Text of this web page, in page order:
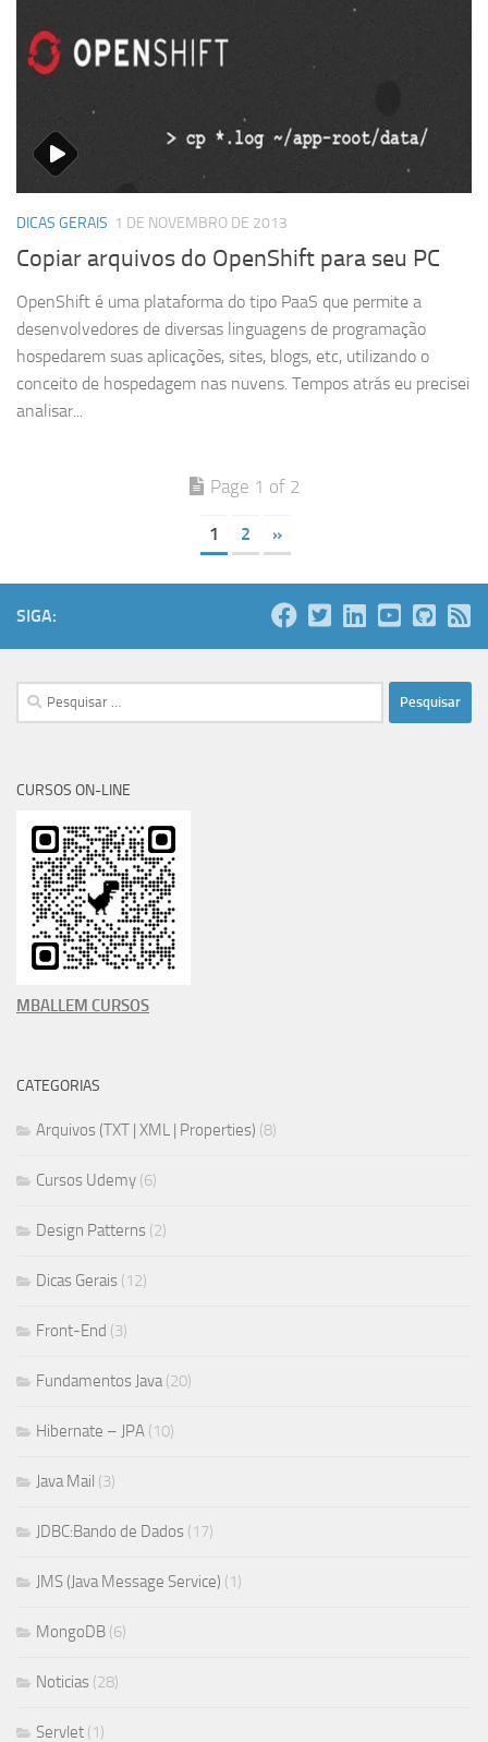
DICAS GERAIS 1 DE NOVEMBRO DE 2013
Copiar arquivos do OpenShift para seu PC
OpenShift é uma plataforma do tipo PaaS que permite a
desenvolvedores de diversas linguagens de programação
hospedarem suas aplicações, sites, blogs, etc, utilizando o
conceito de hospedagem nas nuvens. Tempos atrás eu precisei
analisar...
Page 1 of 2
1 2 »
SIGA:
Pesquisar
por:
CURSOS ON-LINE
MBALLEM CURSOS
CATEGORIAS
Arquivos (TXT | XML | Properties) (8)
Cursos Udemy (6)
Design Patterns (2)
Dicas Gerais (12)
Front-End (3)
Fundamentos Java(20)
Hibernate – JPA (10)
Java Mail (3)
JDBC:Bando de Dados (17)
JMS (Java Message Service) (1)
MongoDB (6)
Noticias (28)
Servlet (1)